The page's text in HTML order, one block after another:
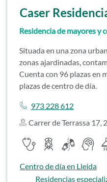
Ir a
Caser
Residencia de mayores y
Situada en una zona
zonas ajardinadas,
Cuenta con 96 plazas en
plazas de centro de día.
Llamar a
973 228 612
Carrer de Terrassa 17,
Servicios
Servicio médico
Servicio deServicio de
Ir a
Centro de día en Lleida
Residencias